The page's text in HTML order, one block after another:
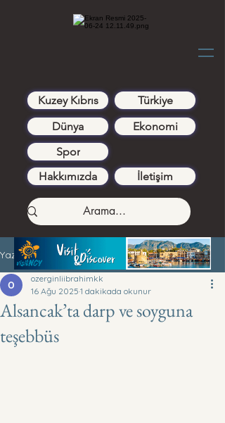
Kuzey Kıbrıs
Türkiye
Dünya
Ekonomi
Spor
Hakkımızda
İletişim
Yazı
Alsancak’ta darp ve soyguna
teşebbüs
ozerginliibrahimkk
16 Ağu 2025 1 dakikada okunur